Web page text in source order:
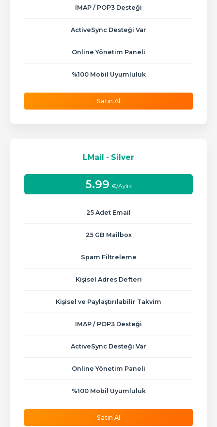
IMAP / POP3 Desteği
ActiveSync Desteği Var
Online Yönetim Paneli
%100 Mobil Uyumluluk
Satın Al
LMail - Silver
5.99 €/Aylık
25 Adet Email
25 GB Mailbox
Spam Filtreleme
Kişisel Adres Defteri
Kişisel ve Paylaştırılabilir Takvim
IMAP / POP3 Desteği
ActiveSync Desteği Var
Online Yönetim Paneli
%100 Mobil Uyumluluk
Satın Al